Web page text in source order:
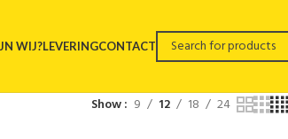
WIJ?LEVERINGCONTACT
Show 9 12 18 24